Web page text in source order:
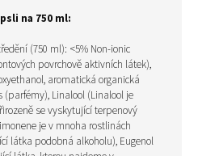
na 750 ml:
(750 ml): <5% Non-ionic
povrchově aktivních látek),
aromatická organická
(parfémy), Linalool (Linalool je
se vyskytující terpenový
je v mnoha rostlinách
látka podobná alkoholu), Eugenol